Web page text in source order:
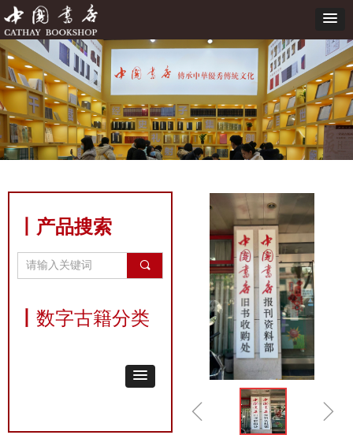
ꁆ ꁇ
丨产品搜索
끠
数字古籍分类